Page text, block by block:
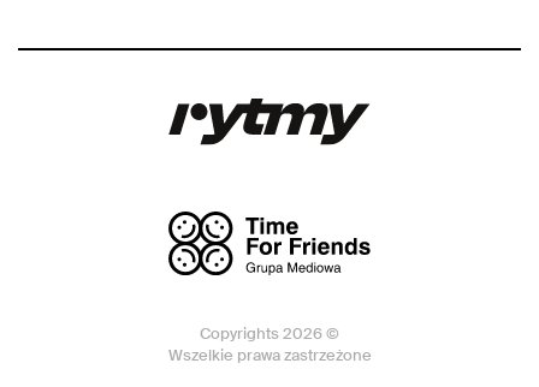
Copyrights 2026 ©
Wszelkie prawa zastrzeżone